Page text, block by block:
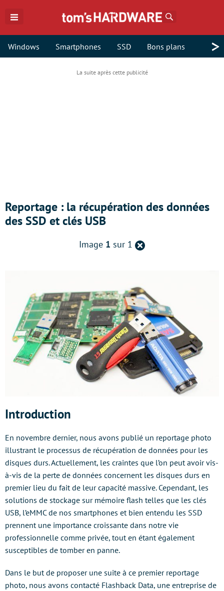
Windows Smartphones SSD Bons plans >
Reportage : la récupération des données
des SSD et clés USB
Image 1 sur 1 Retour
précédente
Introduction
En novembre dernier, nous avons publié un reportage photo
illustrant le processus de récupération de données pour les
disques durs. Actuellement, les craintes que l’on peut avoir vis-
à-vis de la perte de données concernent les disques durs en
premier lieu du fait de leur capacité massive. Cependant, les
solutions de stockage sur mémoire flash telles que les clés
USB, l’eMMC de nos smartphones et bien entendu les SSD
prennent une importance croissante dans notre vie
professionnelle comme privée, tout en étant également
susceptibles de tomber en panne.
Dans le but de proposer une suite à ce premier reportage
photo, nous avons contacté Flashback Data, une entreprise de